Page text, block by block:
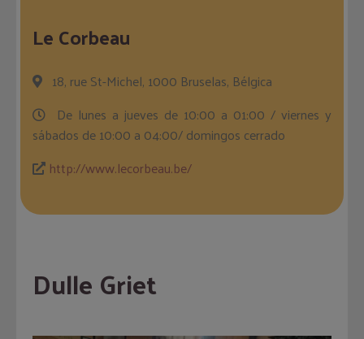
Le Corbeau
18, rue St-Michel, 1000 Bruselas, Bélgica
De lunes a jueves de 10:00 a 01:00 / viernes y
sábados de 10:00 a 04:00/ domingos cerrado
http://www.lecorbeau.be/
Dulle Griet